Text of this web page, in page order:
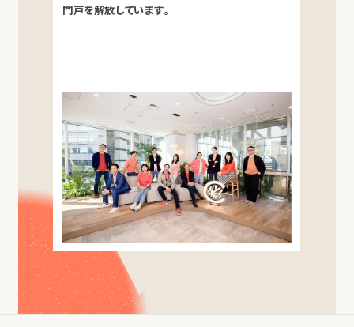
門戸を解放しています。